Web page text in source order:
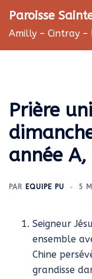
au
contenu
Paroisse
Amilly – Cintray –
Prière
année
PAR EQUIPE PU 5
Seigneur
ensemble
Chine
grandisse